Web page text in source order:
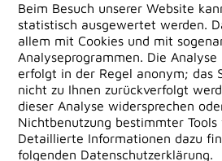
Beim Besuch unserer Website
statistisch ausgewertet werden.
allem mit Cookies und mit
Analyseprogrammen. Die
erfolgt in der Regel anonym; das
nicht zu Ihnen zurückverfolgt
dieser Analyse widersprechen
Nichtbenutzung bestimmter Tools
Detaillierte Informationen dazu
folgenden Datenschutzerklärung.